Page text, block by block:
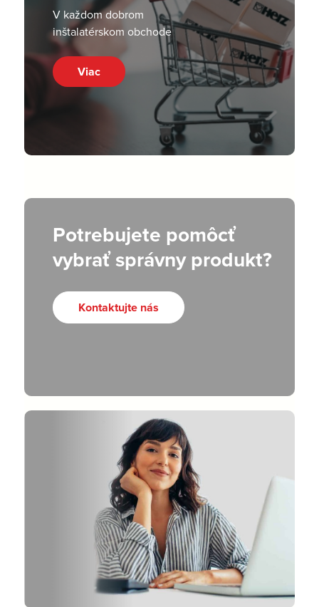
V každom dobrom
inštalatérskom obchode
Viac
Potrebujete pomôcť
vybrať správny produkt?
Kontaktujte nás